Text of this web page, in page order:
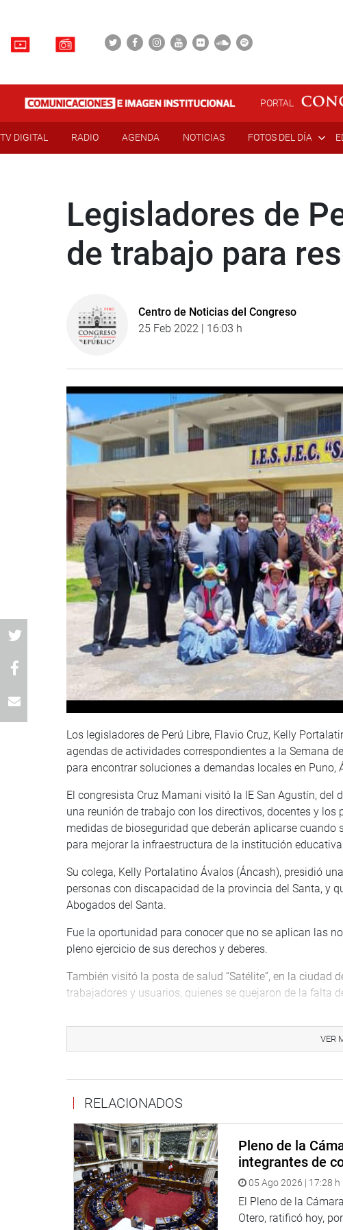
PORTAL
TV DIGITAL RADIO AGENDA NOTICIAS FOTOS DEL DÍA
Legisladores de
de trabajo para
Centro de Noticias del Congreso
25 Feb 2022 | 16:03 h
Los legisladores de Perú Libre, Flavio Cruz, Kelly
agendas de actividades correspondientes a la Semana
para encontrar soluciones a demandas locales en
El congresista Cruz Mamani visitó la IE San Agustín,
una reunión de trabajo con los directivos, docentes y
medidas de bioseguridad que deberán aplicarse
para mejorar la infraestructura de la institución
Su colega, Kelly Portalatino Ávalos (Áncash), presidió
personas con discapacidad de la provincia del Santa, y
Abogados del Santa.
Fue la oportunidad para conocer que no se aplican las
pleno ejercicio de sus derechos y deberes.
También visitó la posta de salud “Satélite”, en la ciudad
trabajadores y usuarios, quienes se quejaron de la falta
provincia Sánchez Carrión, en compañía de las
Allí tomó nota de los pedidos de los vecinos que
contar con un eficiente servicio de agua potable y de
Mientras tanto, el legislador Germán Tacuri Valdivia,
de la provincia La Mar, región Ayacucho, con la
futura ley que declararía de necesidad pública e interés
OFICINA DE COMUNICACIONES
VER
RELACIONADOS
Pleno de la
integrantes de
05 Ago 2026 | 17:28 h
El Pleno de la
Otero, ratificó hoy,